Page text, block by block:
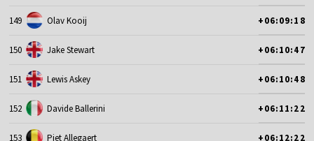
149 Olav Kooij +06:09:18
150 Jake Stewart +06:10:47
151 Lewis Askey +06:10:48
152 Davide Ballerini +06:11:22
153 Piet Allegaert +06:12:22